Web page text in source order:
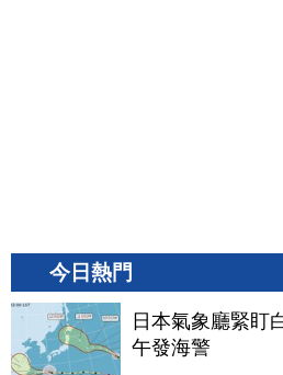
今日熱門
日本氣象廳緊盯
午發海警